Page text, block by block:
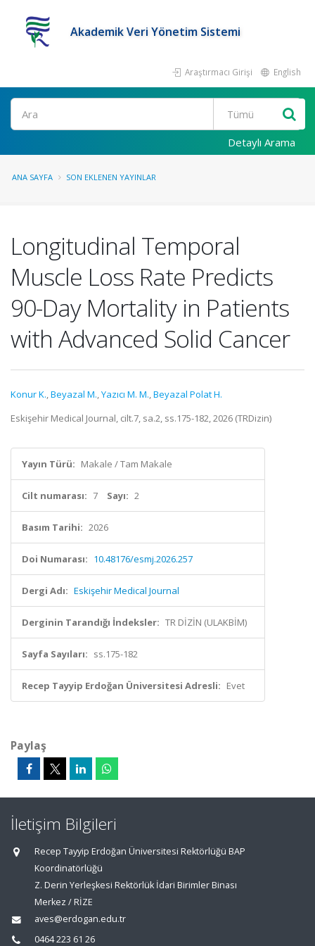
Akademik Veri Yönetim Sistemi
Araştırmacı Girişi English
Ara
Detaylı Arama
ANA SAYFA SON EKLENEN YAYINLAR
Longitudinal Temporal
Muscle Loss Rate Predicts
90-Day Mortality in Patients
with Advanced Solid Cancer
Konur K.,Beyazal M.,Yazıcı M. M.,Beyazal Polat H.
Eskişehir Medical Journal, cilt.7, sa.2, ss.175-182, 2026 (TRDizin)
Yayın Türü: Makale / Tam Makale
Cilt numarası: 7 Sayı: 2
Basım Tarihi: 2026
Doi Numarası: 10.48176/esmj.2026.257
Dergi Adı: Eskişehir Medical Journal
Derginin Tarandığı İndeksler: TR DİZİN (ULAKBİM)
Sayfa Sayıları: ss.175-182
Recep Tayyip Erdoğan Üniversitesi Adresli: Evet
Paylaş
İletişim Bilgileri
Recep Tayyip Erdoğan Üniversitesi Rektörlüğü BAP
Koordinatörlüğü
Z. Derin Yerleşkesi Rektörlük İdari Birimler Binası
Merkez / RİZE
aves@erdogan.edu.tr
0464 223 61 26